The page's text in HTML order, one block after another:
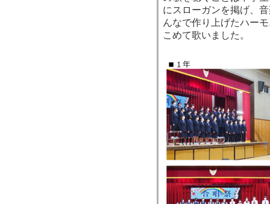
にスローガンを掲げ、
んなで作り上げたハー
こめて歌いました。